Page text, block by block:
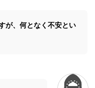
が、何となく不安とい